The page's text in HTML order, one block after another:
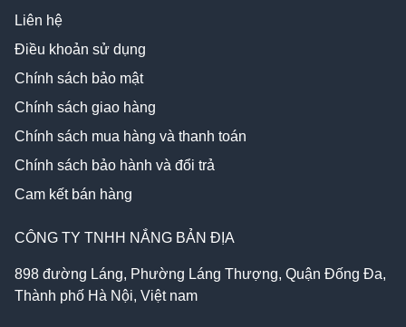
CÔNG TY TNHH NẮNG BẢN ĐỊA
898 đường Láng, Phường Láng Thượng, Quận Đống Đa,
Thành phố Hà Nội, Việt nam
Liên hệ
Điều khoản sử dụng
Chính sách bảo mật
Chính sách giao hàng
Chính sách mua hàng và thanh toán
Chính sách bảo hành và đổi trả
Cam kết bán hàng